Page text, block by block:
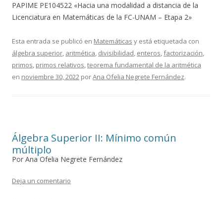
PAPIME PE104522 «Hacia una modalidad a distancia de la
Licenciatura en Matemáticas de la FC-UNAM – Etapa 2»
Esta entrada se publicó en Matemáticas y está etiquetada con
álgebra superior, aritmética, divisibilidad, enteros,factorización,
primos, primos relativos,teorema fundamental de la aritmética
en noviembre 30, 2022 porAna Ofelia Negrete Fernández.
Álgebra Superior II: Mínimo común
múltiplo
Por Ana Ofelia Negrete Fernández
Deja un comentario